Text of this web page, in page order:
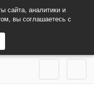
сайта, аналитики и
вы соглашаетесь с